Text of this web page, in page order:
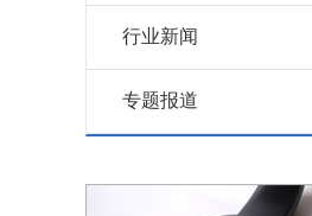
行业新闻
专题报道